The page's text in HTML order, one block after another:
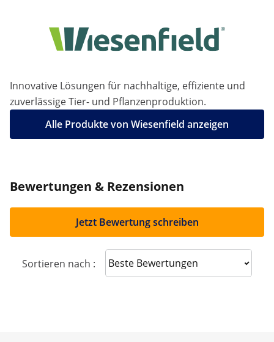
Innovative Lösungen für nachhaltige, effiziente und
zuverlässige Tier- und Pflanzenproduktion.
Alle Produkte von Wiesenfield anzeigen
Bewertungen & Rezensionen
Jetzt Bewertung schreiben
Sortieren nach : Sort reviews